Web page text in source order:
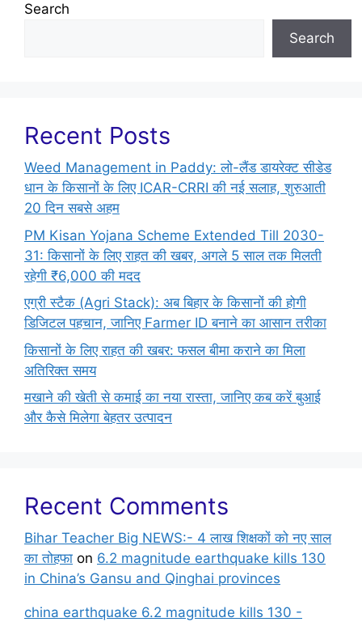
Search
Search
Recent Posts
Weed Management in Paddy: लो-लैंड डायरेक्ट सीडेड
धान के किसानों के लिए ICAR-CRRI की नई सलाह, शुरुआती
20 दिन सबसे अहम
PM Kisan Yojana Scheme Extended Till 2030-
31: किसानों के लिए राहत की खबर, अगले 5 साल तक मिलती
रहेगी ₹6,000 की मदद
एग्री स्टैक (Agri Stack): अब बिहार के किसानों की होगी
डिजिटल पहचान, जानिए Farmer ID बनाने का आसान तरीका
किसानों के लिए राहत की खबर: फसल बीमा कराने का मिला
अतिरिक्त समय
मखाने की खेती से कमाई का नया रास्ता, जानिए कब करें बुआई
और कैसे मिलेगा बेहतर उत्पादन
Recent Comments
Bihar Teacher Big NEWS:- 4 लाख शिक्षकों को नए साल
का तोहफा on 6.2 magnitude earthquake kills 130
in China’s Gansu and Qinghai provinces
china earthquake 6.2 magnitude kills 130 -